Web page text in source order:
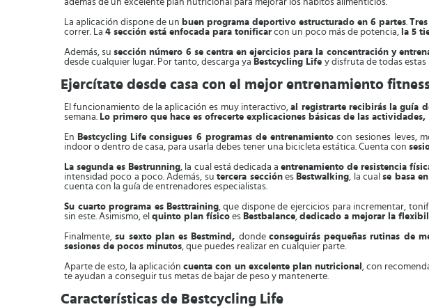
además de un excelente plan nutricional para mejorar los hábitos alimenticios.
La aplicación dispone de un buen programa deportivo estructurado en 6 partes.
correr. La 4 sección está enfocada para tonificar con un poco más de potencia, la 5
Además, susección número 6 se centra en ejercicios para la concentración y
desde cualquier lugar. Por tanto, descarga ya Bestcycling Life y disfruta de todas estas
Ejercítate desde casa con el mejor entrenamiento
El funcionamiento de la aplicación es muy interactivo,al registrarte recibirás la guía
semana. Lo primero que hace es ofrecerte explicaciones básicas de las actividades,
En Bestcycling Life consigues 6 programas de entrenamiento con sesiones leves,
indoor o dentro de casa, para usarla debes tener una bicicleta estática. Cuenta con
La segunda es Bestrunning, la cual está dedicada a entrenamiento de resistencia
intensidad poco a poco. Además, sutercera secciónes Bestwalking, la cualse basa
cuenta con la guía de entrenadores especialistas.
Su cuarto programa es Besttraining, que dispone de ejercicios para incrementar,
sin este. Asimismo, el quinto plan físico es Bestbalance, dedicado a mejorar la
Finalmente,su sexto plan es Bestmind, donde conseguirás pequeñas rutinas de
sesiones de pocos minutos, que puedes realizar en cualquier parte.
Aparte de esto, la aplicacióncuenta con un excelente plan nutricional , con
te ayudan a conseguir tus metas de bajar de peso y mantenerte.
Características de Bestcycling Life